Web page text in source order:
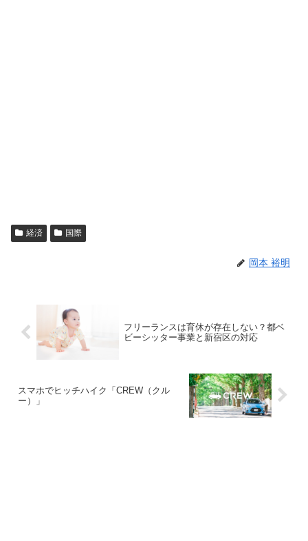
経済 国際
岡本 裕明
フリーランスは育休が存在しない？都ベ
ビーシッター事業と新宿区の対応
スマホでヒッチハイク「CREW（クル
ー）」